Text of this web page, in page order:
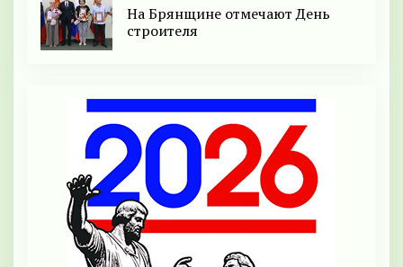
На Брянщине отмечают День
строителя